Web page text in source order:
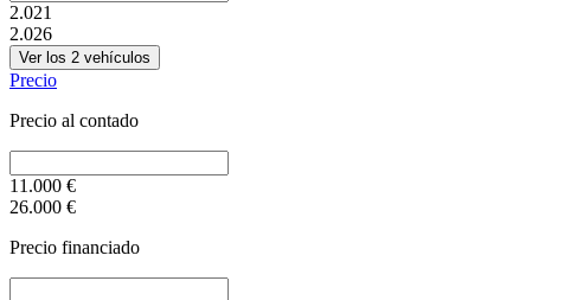
2.021
2.026
Ver los 2 vehículos
Precio
Precio al contado
11.000 €
26.000 €
Precio financiado